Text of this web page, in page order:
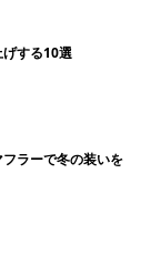
する10選
ラーで冬の装いを